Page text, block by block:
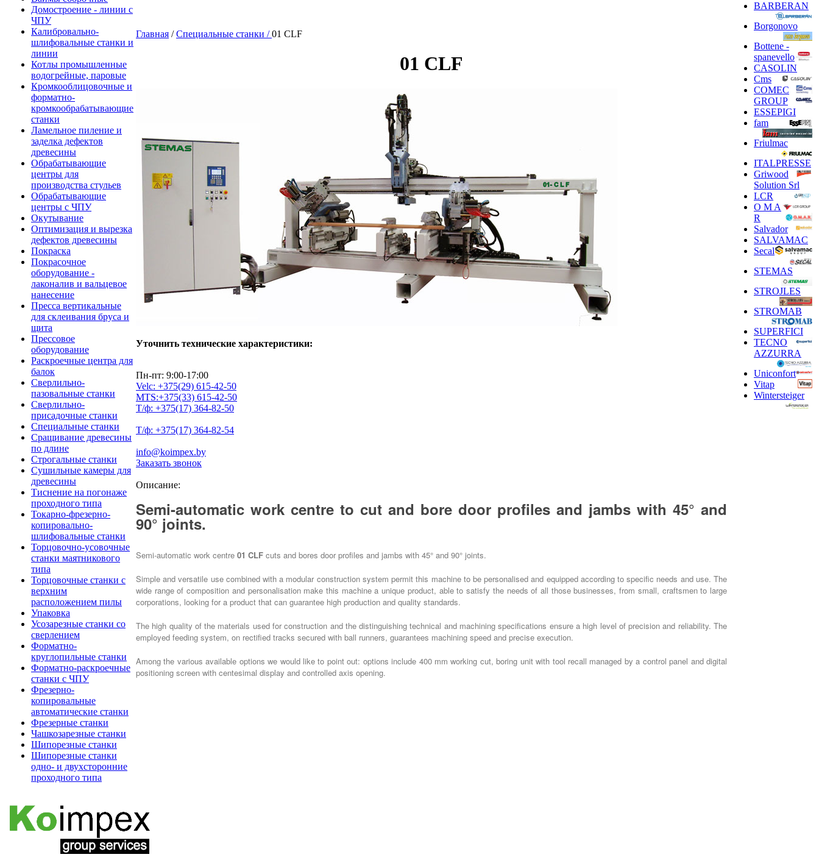
Домостроение - линии с
ЧПУ
Калибровально-
шлифовальные станки и
линии
Котлы промышленные
водогрейные, паровые
Кромкооблицовочные и
форматно-
кромкообрабатывающие
станки
Ламельное пиление и
заделка дефектов
древесины
Обрабатывающие
центры для
производства стульев
Обрабатывающие
центры с ЧПУ
Окутывание
Оптимизация и вырезка
дефектов древесины
Покраска
Покрасочное
оборудование -
лаконалив и вальцевое
нанесение
Пресса вертикальные
для склеивания бруса и
щита
Прессовое
оборудование
Раскроечные центра для
балок
Сверлильно-
пазовальные станки
Сверлильно-
присадочные станки
Специальные станки
Сращивание древесины
по длине
Строгальные станки
Сушильные камеры для
древесины
Тиснение на погонаже
проходного типа
Токарно-фрезерно-
копировально-
шлифовальные станки
Торцовочно-усовочные
станки маятникового
типа
Торцовочные станки с
верхним
расположением пилы
Упаковка
Усозарезные станки со
сверлением
Форматно-
круглопильные станки
Форматно-раскроечные
станки с ЧПУ
Фрезерно-
копировальные
автоматические станки
Фрезерные станки
Чашкозарезные станки
Шипорезные станки
Шипорезные станки
одно- и двухсторонние
проходного типа
Главная /Специальные станки /01 CLF
01 CLF
Уточнить технические характеристики:
Пн-пт: 9:00-17:00
Velc: +375(29) 615-42-50
MTS:+375(33) 615-42-50
Т/ф: +375(17) 364-82-50
Т/ф: +375(17) 364-82-54
info@koimpex.by
Заказать звонок
Описание:
Semi-automatic work centre to cut and bore door profiles and jambs with 45° and
90° joints.
Semi-automatic work centre 01 CLF cuts and bores door profiles and jambs with 45° and 90° joints.
Simple and versatile use combined with a modular construction system permit this machine to be personalised and equipped according to specific needs and use. The
wide range of composition and personalisation make this machine a unique product, able to satisfy the needs of all those businesses, from small, craftsmen to large
corporations, looking for a product that can guarantee high production and quality standards.
The high quality of the materials used for construction and the distinguishing technical and machining specifications ensure a high level of precision and reliability. The
employed feeding system, on rectified tracks secured with ball runners, guarantees machining speed and precise execution.
Among the various available options we would like to point out: options include 400 mm working cut, boring unit with tool recall managed by a control panel and digital
positioning screen with centesimal display and controlled axis opening.
BARBERAN
Borgonovo
Bottene -
spanevello
CASOLIN
Cms
COMEC
GROUP
ESSEPIGI
fam
Friulmac
ITALPRESSE
Griwood
Solution Srl
LCR
O M A
R
Salvador
SALVAMAC
Secal
STEMAS
STROJLES
STROMAB
SUPERFICI
TECNO
AZZURRA
Uniconfort
Vitap
Wintersteiger